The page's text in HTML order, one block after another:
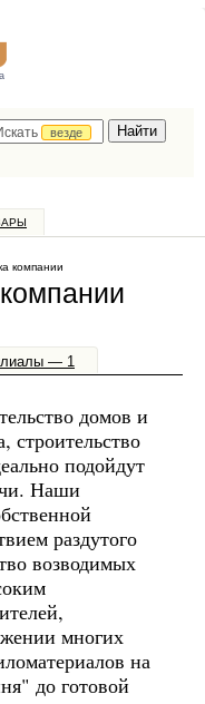
везде
компании
— 1
домов и
строительство
подойдут
Наши
раздутого
возводимых
многих
на
до готовой